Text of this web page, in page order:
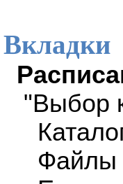
Вкладки
"Выбор
Файлы